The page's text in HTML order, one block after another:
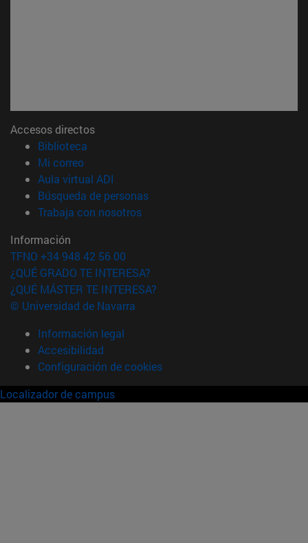
Accesos directos
Biblioteca
Mi correo(abre en nueva ventana)
Aula virtual ADI
Búsqueda de personas(abre en nueva ventana)
Trabaja con nosotros(abre en nueva ventana)
Información
TFNO +34 948 42 56 00
¿QUÉ GRADO TE INTERESA?
¿QUÉ MÁSTER TE INTERESA?
© Universidad de Navarra
Información legal
Accesibilidad
Configuración de cookies
Localizador de campus